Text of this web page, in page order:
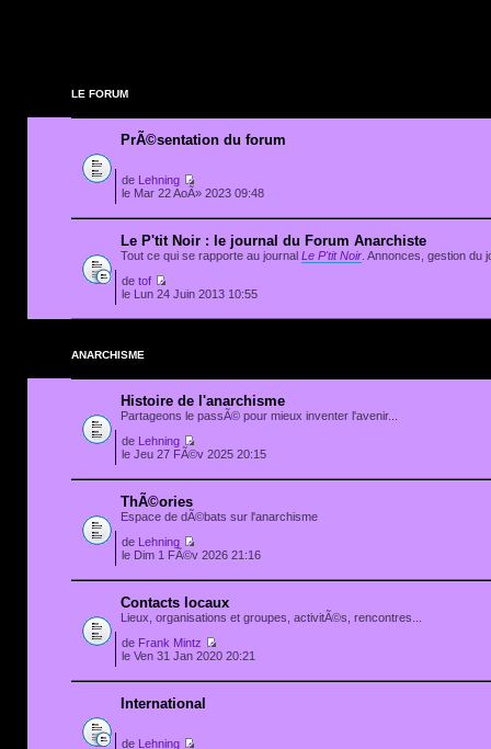
LE FORUM
PrÃ©sentation du forum
de
Lehning
le Mar 22 AoÃ» 2023 09:48
Le P'tit Noir : le journal du Forum Anarchiste
Tout ce qui se rapporte au journal Le P'tit Noir . Annonces, gestion du
de tof
le Lun 24 Juin 2013 10:55
ANARCHISME
Histoire de l'anarchisme
Partageons le passÃ© pour mieux inventer l'avenir...
de
Lehning
le Jeu 27 FÃ©v 2025 20:15
ThÃ©ories
Espace de dÃ©bats sur l'anarchisme
de
Lehning
le Dim 1 FÃ©v 2026 21:16
Contacts locaux
Lieux, organisations et groupes, activitÃ©s, rencontres...
de Frank Mintz
le Ven 31 Jan 2020 20:21
International
de
Lehning